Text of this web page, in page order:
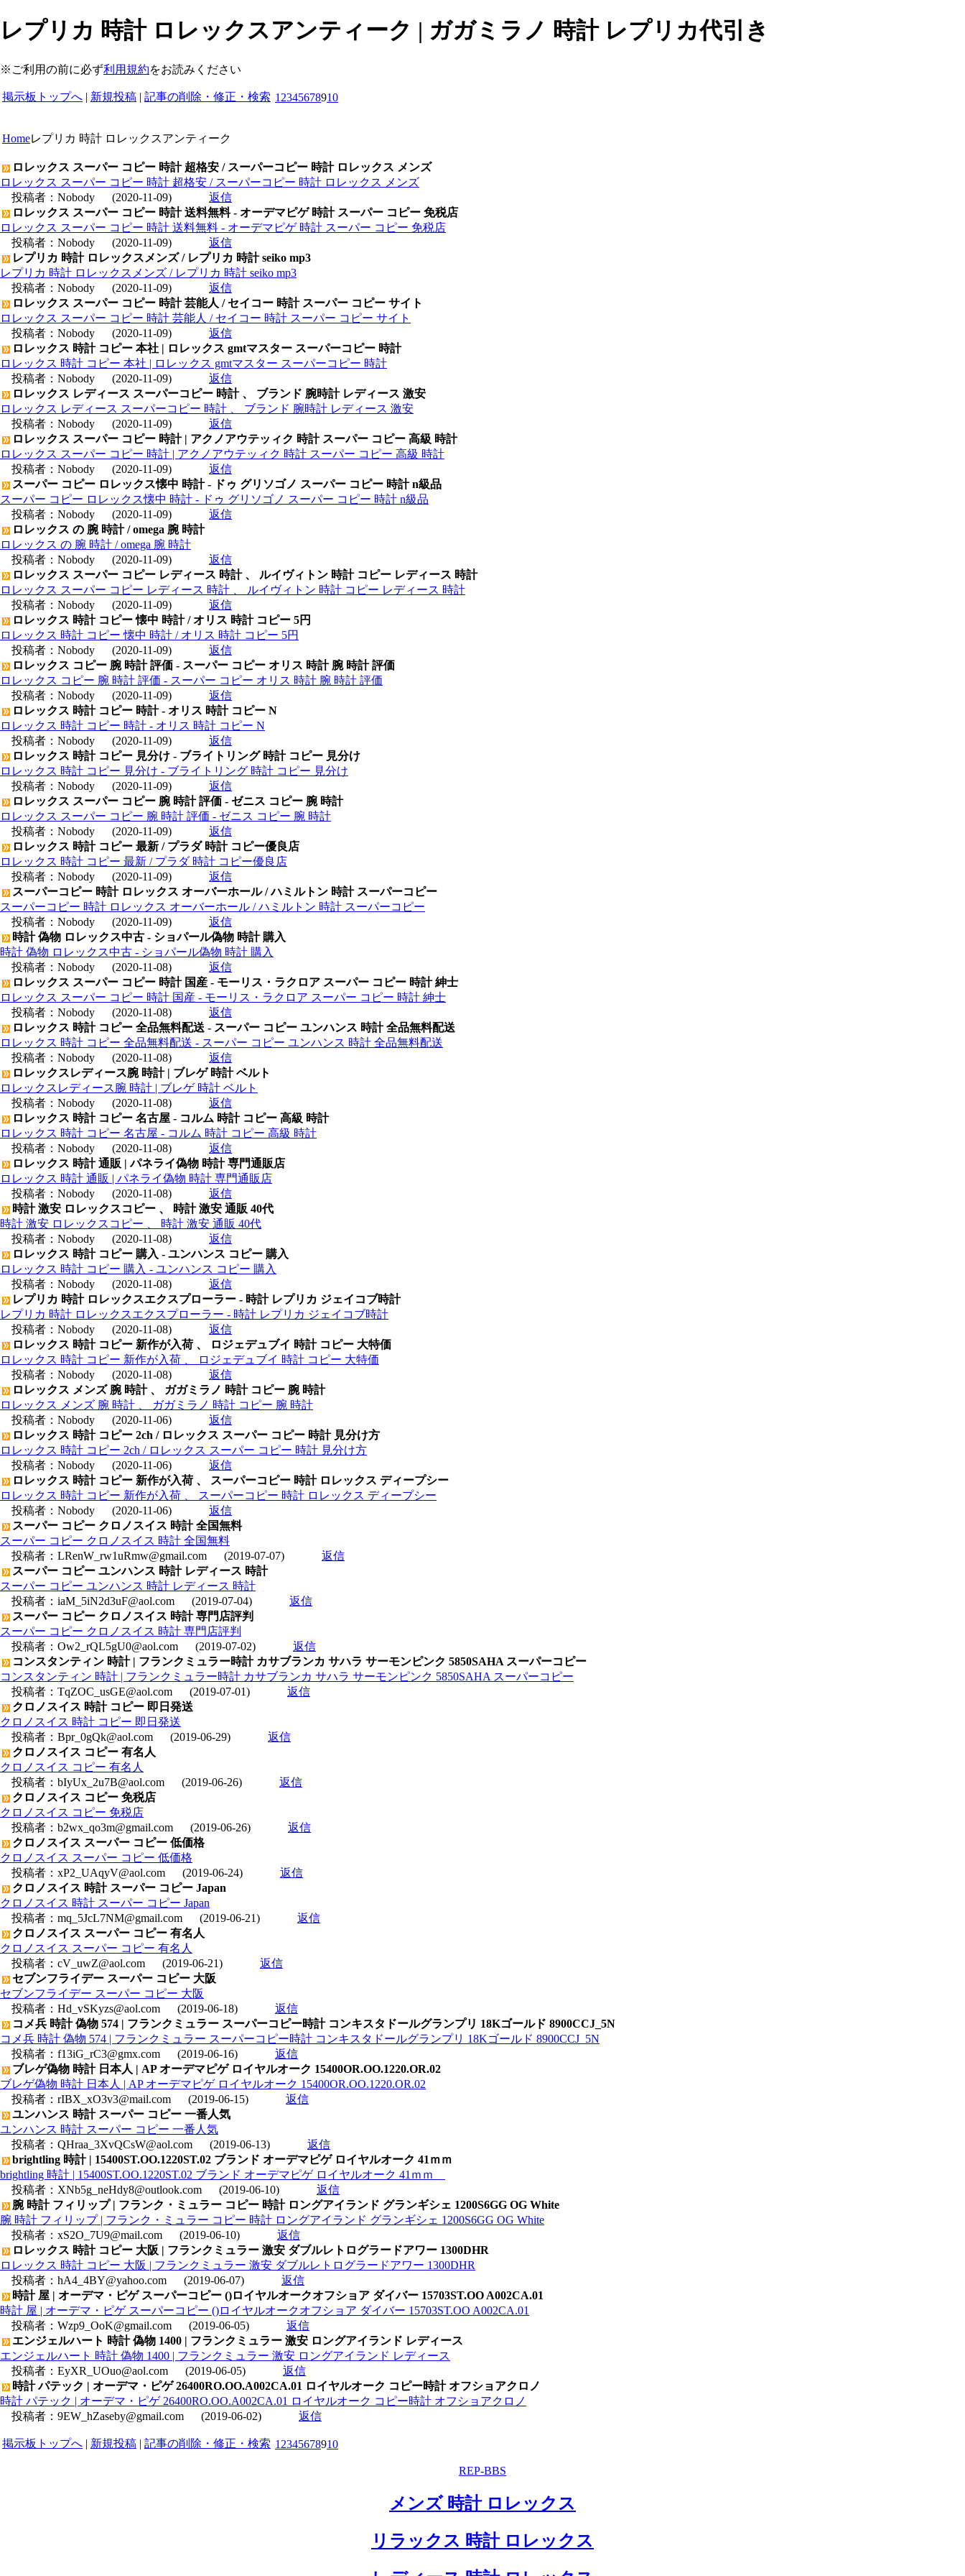
レプリカ 時計 ロレックスアンティーク | ガガミラノ 時計 レプリカ代引き
※ご利用の前に必ず利用規約をお読みください
掲示板トップへ | 新規投稿 | 記事の削除・修正・検索 1 2345678910
Homeレプリカ 時計 ロレックスアンティーク
ロレックス スーパー コピー 時計 超格安 / スーパーコピー 時計 ロレックス メンズ
ロレックス スーパー コピー 時計 超格安 / スーパーコピー 時計 ロレックス メンズ
投稿者： Nobody (2020-11-09)
返信
ロレックス スーパー コピー 時計 送料無料 - オーデマピゲ 時計 スーパー コピー 免税店
ロレックス スーパー コピー 時計 送料無料 - オーデマピゲ 時計 スーパー コピー 免税店
投稿者： Nobody (2020-11-09)
返信
レプリカ 時計 ロレックスメンズ / レプリカ 時計 seiko mp3
レプリカ 時計 ロレックスメンズ / レプリカ 時計 seiko mp3
投稿者： Nobody (2020-11-09)
返信
ロレックス スーパー コピー 時計 芸能人 / セイコー 時計 スーパー コピー サイト
ロレックス スーパー コピー 時計 芸能人 / セイコー 時計 スーパー コピー サイト
投稿者： Nobody (2020-11-09)
返信
ロレックス 時計 コピー 本社 | ロレックス gmtマスター スーパーコピー 時計
ロレックス 時計 コピー 本社 | ロレックス gmtマスター スーパーコピー 時計
投稿者： Nobody (2020-11-09)
返信
ロレックス レディース スーパーコピー 時計 、 ブランド 腕時計 レディース 激安
ロレックス レディース スーパーコピー 時計 、 ブランド 腕時計 レディース 激安
投稿者： Nobody (2020-11-09)
返信
ロレックス スーパー コピー 時計 | アクノアウテッィク 時計 スーパー コピー 高級 時計
ロレックス スーパー コピー 時計 | アクノアウテッィク 時計 スーパー コピー 高級 時計
投稿者： Nobody (2020-11-09)
返信
スーパー コピー ロレックス懐中 時計 - ドゥ グリソゴノ スーパー コピー 時計 n級品
スーパー コピー ロレックス懐中 時計 - ドゥ グリソゴノ スーパー コピー 時計 n級品
投稿者： Nobody (2020-11-09)
返信
ロレックス の 腕 時計 / omega 腕 時計
ロレックス の 腕 時計 / omega 腕 時計
投稿者： Nobody (2020-11-09)
返信
ロレックス スーパー コピー レディース 時計 、 ルイヴィトン 時計 コピー レディース 時計
ロレックス スーパー コピー レディース 時計 、 ルイヴィトン 時計 コピー レディース 時計
投稿者： Nobody (2020-11-09)
返信
ロレックス 時計 コピー 懐中 時計 / オリス 時計 コピー 5円
ロレックス 時計 コピー 懐中 時計 / オリス 時計 コピー 5円
投稿者： Nobody (2020-11-09)
返信
ロレックス コピー 腕 時計 評価 - スーパー コピー オリス 時計 腕 時計 評価
ロレックス コピー 腕 時計 評価 - スーパー コピー オリス 時計 腕 時計 評価
投稿者： Nobody (2020-11-09)
返信
ロレックス 時計 コピー 時計 - オリス 時計 コピー N
ロレックス 時計 コピー 時計 - オリス 時計 コピー N
投稿者： Nobody (2020-11-09)
返信
ロレックス 時計 コピー 見分け - ブライトリング 時計 コピー 見分け
ロレックス 時計 コピー 見分け - ブライトリング 時計 コピー 見分け
投稿者： Nobody (2020-11-09)
返信
ロレックス スーパー コピー 腕 時計 評価 - ゼニス コピー 腕 時計
ロレックス スーパー コピー 腕 時計 評価 - ゼニス コピー 腕 時計
投稿者： Nobody (2020-11-09)
返信
ロレックス 時計 コピー 最新 / プラダ 時計 コピー優良店
ロレックス 時計 コピー 最新 / プラダ 時計 コピー優良店
投稿者： Nobody (2020-11-09)
返信
スーパーコピー 時計 ロレックス オーバーホール / ハミルトン 時計 スーパーコピー
スーパーコピー 時計 ロレックス オーバーホール / ハミルトン 時計 スーパーコピー
投稿者： Nobody (2020-11-09)
返信
時計 偽物 ロレックス中古 - ショパール偽物 時計 購入
時計 偽物 ロレックス中古 - ショパール偽物 時計 購入
投稿者： Nobody (2020-11-08)
返信
ロレックス スーパー コピー 時計 国産 - モーリス・ラクロア スーパー コピー 時計 紳士
ロレックス スーパー コピー 時計 国産 - モーリス・ラクロア スーパー コピー 時計 紳士
投稿者： Nobody (2020-11-08)
返信
ロレックス 時計 コピー 全品無料配送 - スーパー コピー ユンハンス 時計 全品無料配送
ロレックス 時計 コピー 全品無料配送 - スーパー コピー ユンハンス 時計 全品無料配送
投稿者： Nobody (2020-11-08)
返信
ロレックスレディース腕 時計 | ブレゲ 時計 ベルト
ロレックスレディース腕 時計 | ブレゲ 時計 ベルト
投稿者： Nobody (2020-11-08)
返信
ロレックス 時計 コピー 名古屋 - コルム 時計 コピー 高級 時計
ロレックス 時計 コピー 名古屋 - コルム 時計 コピー 高級 時計
投稿者： Nobody (2020-11-08)
返信
ロレックス 時計 通販 | パネライ偽物 時計 専門通販店
ロレックス 時計 通販 | パネライ偽物 時計 専門通販店
投稿者： Nobody (2020-11-08)
返信
時計 激安 ロレックスコピー 、 時計 激安 通販 40代
時計 激安 ロレックスコピー 、 時計 激安 通販 40代
投稿者： Nobody (2020-11-08)
返信
ロレックス 時計 コピー 購入 - ユンハンス コピー 購入
ロレックス 時計 コピー 購入 - ユンハンス コピー 購入
投稿者： Nobody (2020-11-08)
返信
レプリカ 時計 ロレックスエクスプローラー - 時計 レプリカ ジェイコブ時計
レプリカ 時計 ロレックスエクスプローラー - 時計 レプリカ ジェイコブ時計
投稿者： Nobody (2020-11-08)
返信
ロレックス 時計 コピー 新作が入荷 、 ロジェデュブイ 時計 コピー 大特価
ロレックス 時計 コピー 新作が入荷 、 ロジェデュブイ 時計 コピー 大特価
投稿者： Nobody (2020-11-08)
返信
ロレックス メンズ 腕 時計 、 ガガミラノ 時計 コピー 腕 時計
ロレックス メンズ 腕 時計 、 ガガミラノ 時計 コピー 腕 時計
投稿者： Nobody (2020-11-06)
返信
ロレックス 時計 コピー 2ch / ロレックス スーパー コピー 時計 見分け方
ロレックス 時計 コピー 2ch / ロレックス スーパー コピー 時計 見分け方
投稿者： Nobody (2020-11-06)
返信
ロレックス 時計 コピー 新作が入荷 、 スーパーコピー 時計 ロレックス ディープシー
ロレックス 時計 コピー 新作が入荷 、 スーパーコピー 時計 ロレックス ディープシー
投稿者： Nobody (2020-11-06)
返信
スーパー コピー クロノスイス 時計 全国無料
スーパー コピー クロノスイス 時計 全国無料
投稿者： LRenW_rw1uRmw@gmail.com (2019-07-07)
返信
スーパー コピー ユンハンス 時計 レディース 時計
スーパー コピー ユンハンス 時計 レディース 時計
投稿者： iaM_5iN2d3uF@aol.com (2019-07-04)
返信
スーパー コピー クロノスイス 時計 専門店評判
スーパー コピー クロノスイス 時計 専門店評判
投稿者： Ow2_rQL5gU0@aol.com (2019-07-02)
返信
コンスタンティン 時計 | フランクミュラー時計 カサブランカ サハラ サーモンピンク 5850SAHA スーパーコピー
コンスタンティン 時計 | フランクミュラー時計 カサブランカ サハラ サーモンピンク 5850SAHA スーパーコピー
投稿者： TqZOC_usGE@aol.com (2019-07-01)
返信
クロノスイス 時計 コピー 即日発送
クロノスイス 時計 コピー 即日発送
投稿者： Bpr_0gQk@aol.com (2019-06-29)
返信
クロノスイス コピー 有名人
クロノスイス コピー 有名人
投稿者： bIyUx_2u7B@aol.com (2019-06-26)
返信
クロノスイス コピー 免税店
クロノスイス コピー 免税店
投稿者： b2wx_qo3m@gmail.com (2019-06-26)
返信
クロノスイス スーパー コピー 低価格
クロノスイス スーパー コピー 低価格
投稿者： xP2_UAqyV@aol.com (2019-06-24)
返信
クロノスイス 時計 スーパー コピー Japan
クロノスイス 時計 スーパー コピー Japan
投稿者： mq_5JcL7NM@gmail.com (2019-06-21)
返信
クロノスイス スーパー コピー 有名人
クロノスイス スーパー コピー 有名人
投稿者： cV_uwZ@aol.com (2019-06-21)
返信
セブンフライデー スーパー コピー 大阪
セブンフライデー スーパー コピー 大阪
投稿者： Hd_vSKyzs@aol.com (2019-06-18)
返信
コメ兵 時計 偽物 574 | フランクミュラー スーパーコピー時計 コンキスタドールグランプリ 18Kゴールド 8900CCJ_5N
コメ兵 時計 偽物 574 | フランクミュラー スーパーコピー時計 コンキスタドールグランプリ 18Kゴールド 8900CCJ_5N
投稿者： f13iG_rC3@gmx.com (2019-06-16)
返信
ブレゲ偽物 時計 日本人 | AP オーデマピゲ ロイヤルオーク 15400OR.OO.1220.OR.02
ブレゲ偽物 時計 日本人 | AP オーデマピゲ ロイヤルオーク 15400OR.OO.1220.OR.02
投稿者： rIBX_xO3v3@mail.com (2019-06-15)
返信
ユンハンス 時計 スーパー コピー 一番人気
ユンハンス 時計 スーパー コピー 一番人気
投稿者： QHraa_3XvQCsW@aol.com (2019-06-13)
返信
brightling 時計 | 15400ST.OO.1220ST.02 ブランド オーデマピゲ ロイヤルオーク 41ｍｍ
brightling 時計 | 15400ST.OO.1220ST.02 ブランド オーデマピゲ ロイヤルオーク 41ｍｍ
投稿者： XNb5g_neHdy8@outlook.com (2019-06-10)
返信
腕 時計 フィリップ | フランク・ミュラー コピー 時計 ロングアイランド グランギシェ 1200S6GG OG White
腕 時計 フィリップ | フランク・ミュラー コピー 時計 ロングアイランド グランギシェ 1200S6GG OG White
投稿者： xS2O_7U9@mail.com (2019-06-10)
返信
ロレックス 時計 コピー 大阪 | フランクミュラー 激安 ダブルレトログラードアワー 1300DHR
ロレックス 時計 コピー 大阪 | フランクミュラー 激安 ダブルレトログラードアワー 1300DHR
投稿者： hA4_4BY@yahoo.com (2019-06-07)
返信
時計 屋 | オーデマ・ピゲ スーパーコピー ()ロイヤルオークオフショア ダイバー 15703ST.OO A002CA.01
時計 屋 | オーデマ・ピゲ スーパーコピー ()ロイヤルオークオフショア ダイバー 15703ST.OO A002CA.01
投稿者： Wzp9_OoK@gmail.com (2019-06-05)
返信
エンジェルハート 時計 偽物 1400 | フランクミュラー 激安 ロングアイランド レディース
エンジェルハート 時計 偽物 1400 | フランクミュラー 激安 ロングアイランド レディース
投稿者： EyXR_UOuo@aol.com (2019-06-05)
返信
時計 パテック | オーデマ・ピゲ 26400RO.OO.A002CA.01 ロイヤルオーク コピー時計 オフショアクロノ
時計 パテック | オーデマ・ピゲ 26400RO.OO.A002CA.01 ロイヤルオーク コピー時計 オフショアクロノ
投稿者： 9EW_hZaseby@gmail.com (2019-06-02) 返信
掲示板トップへ | 新規投稿 | 記事の削除・修正・検索 1 2345678910
REP-BBS
メンズ 時計 ロレックス
リラックス 時計 ロレックス